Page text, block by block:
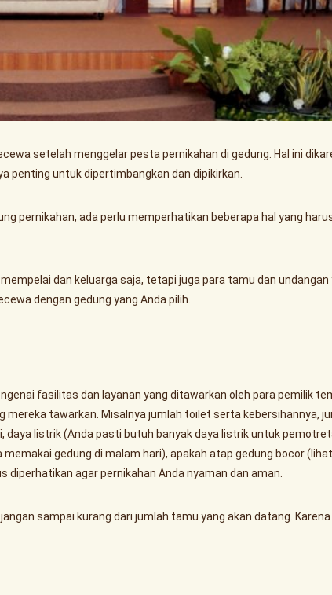
setelah menggelar pesta pernikahan di gedung. Hal ini
penting untuk dipertimbangkan dan dipikirkan.
pernikahan, ada perlu memperhatikan beberapa hal yang
dan keluarga saja, tetapi juga para tamu dan undangan
dengan gedung yang Anda pilih.
fasilitas dan layanan yang ditawarkan oleh para pemilik
mereka tawarkan. Misalnya jumlah toilet serta kebersihannya,
listrik (Anda pasti butuh banyak daya listrik untuk
gedung di malam hari), apakah atap gedung bocor (lihat
diperhatikan agar pernikahan Anda nyaman dan aman.
sampai kurang dari jumlah tamu yang akan datang.